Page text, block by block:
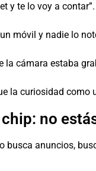
y te lo voy a contar”.
móvil y nadie lo
la cámara estaba
la curiosidad como
no
busca anuncios,